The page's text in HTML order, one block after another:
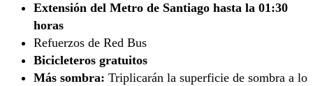
Extensión del Metro de Santiago hasta la 01:30
horas
Refuerzos de Red Bus
Bicicleteros gratuitos
Más sombra: Triplicarán la superficie de sombra a lo